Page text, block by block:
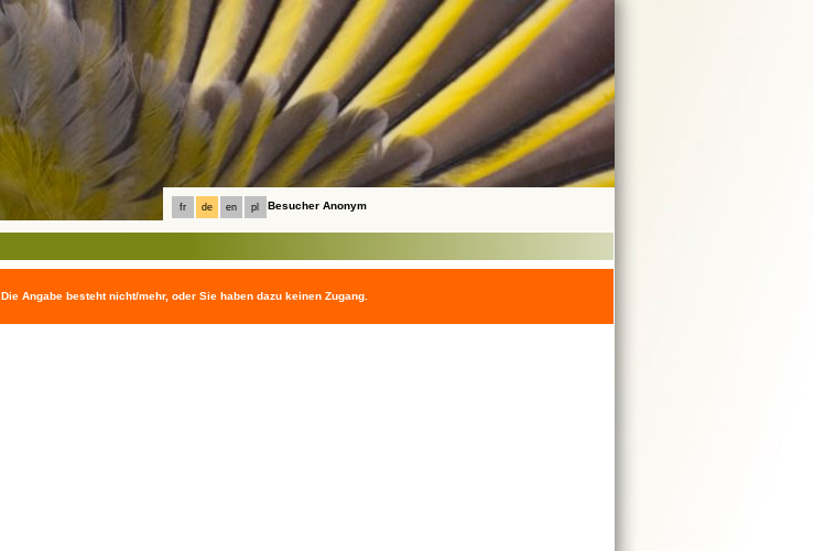
fr de en pl Besucher Anonym
Die Angabe besteht nicht/mehr, oder Sie haben dazu keinen Zugang.